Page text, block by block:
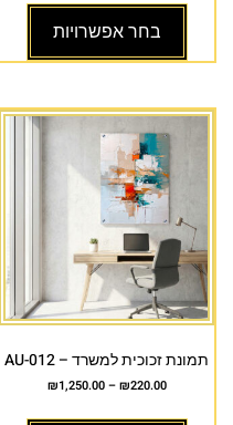
בחר אפשרויות
תמונת זכוכית למשרד – AU-012
₪220.00
–
₪1,250.00